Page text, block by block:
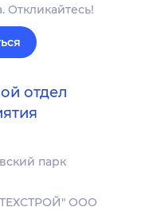
Откликайтесь!
отдел
парк
ООО